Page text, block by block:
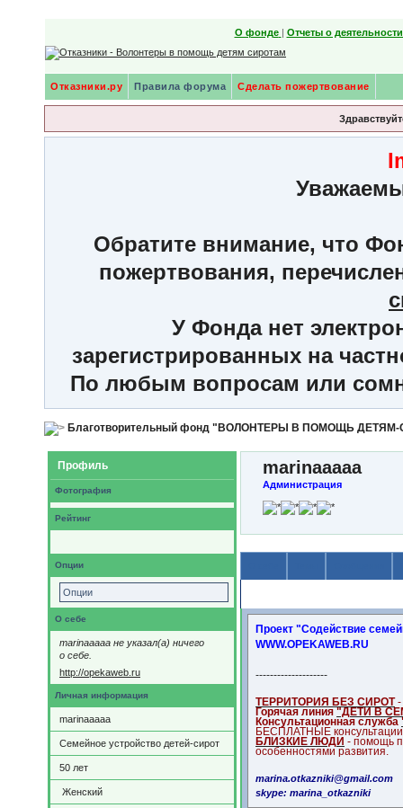
О фонде | Отчеты о
Отказники.ру Правила форума Сделать пожертвование
Обратите внимание, что
пожертвования,
У Фонда нет
зарегистрированных на
По любым вопросам или
Благотворительный фонд "ВОЛОНТЕРЫ В ПОМОЩЬ
Профиль
Фотография
Рейтинг
Опции
Опции
О себе
marinaaaaa не указал(а) ничего
о себе.
http://opekaweb.ru
Личная информация
marinaaaaa
Семейное устройство детей-сирот
50 лет
Женский
marinaaaaa
Администрация
Проект "Содействие
WWW.OPEKAWEB.RU
--------------------
ТЕРРИТОРИЯ БЕЗ СИРОТ -
Горячая линия "ДЕТИ В
Консультационная служба
БЕСПЛАТНЫЕ
БЛИЗКИЕ ЛЮДИ - помощь
особенностями развития.
marina.otkazniki@gmail.com
skype: marina_otkazniki